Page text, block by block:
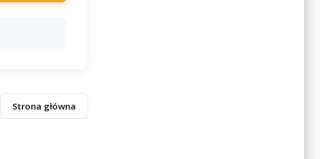
Strona główna